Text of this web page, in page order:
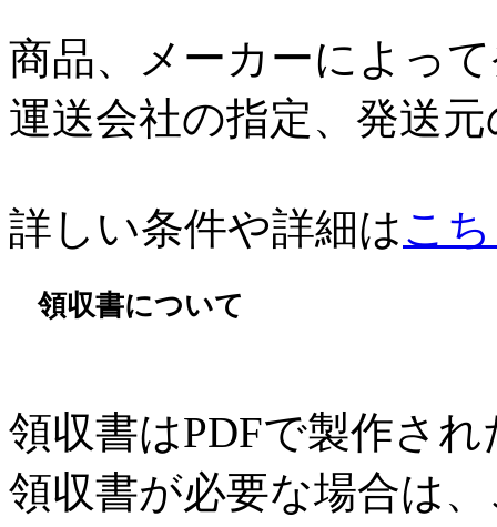
商品、メーカーによっ
運送会社の指定、発送
詳しい条件や詳細はこ
領収書について
領収書はPDFで製作さ
領収書が必要な場合は